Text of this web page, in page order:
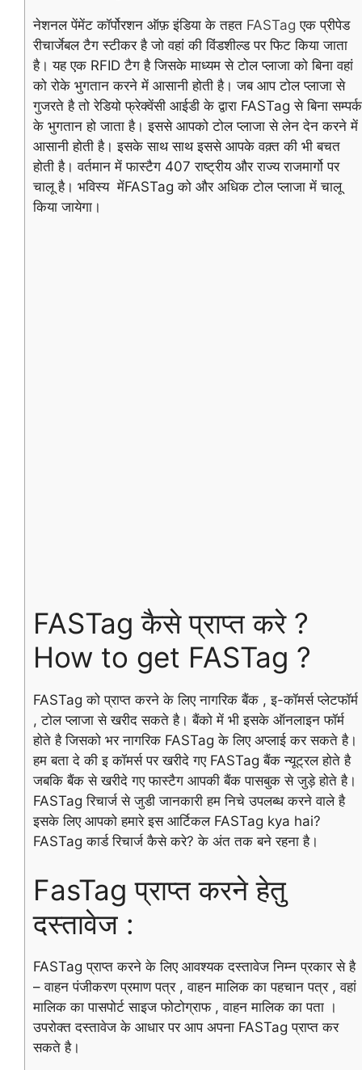
नेशनल पेंमेंट कॉर्पोरशन ऑफ़ इंडिया के तहत FASTag एक प्रीपेड
रीचार्जेबल टैग स्टीकर है जो वहां की विंडशील्ड पर फिट किया जाता
है। यह एक RFID टैग है जिसके माध्यम से टोल प्लाजा को बिना वहां
को रोके भुगतान करने में आसानी होती है। जब आप टोल प्लाजा से
गुजरते है तो रेडियो फ्रेक्वेंसी आईडी के द्वारा FASTag से बिना सम्पर्क
के भुगतान हो जाता है। इससे आपको टोल प्लाजा से लेन देन करने में
आसानी होती है। इसके साथ साथ इससे आपके वक़्त की भी बचत
होती है। वर्तमान में फास्टैग 407 राष्ट्रीय और राज्य राजमार्गो पर
चालू है। भविस्य मेंFASTag को और अधिक टोल प्लाजा में चालू
किया जायेगा।
FASTag कैसे प्राप्त करे ?
How to get FASTag ?
FASTag को प्राप्त करने के लिए नागरिक बैंक ,इ-कॉमर्स प्लेटफॉर्म
, टोल प्लाजा से खरीद सकते है। बैंको में भी इसके ऑनलाइन फॉर्म
होते है जिसको भर नागरिक FASTag के लिए अप्लाई कर सकते है।
हम बता दे की इ कॉमर्स पर खरीदे गए FASTag बैंक न्यूट्रल होते है
जबकि बैंक से खरीदे गए फास्टैग आपकी बैंक पासबुक से जुड़े होते है।
FASTag रिचार्ज से जुडी जानकारी हम निचे उपलब्ध करने वाले है
इसके लिए आपको हमारे इस आर्टिकल FASTag kya hai?
FASTag कार्ड रिचार्ज कैसे करे? के अंत तक बने रहना है।
FasTag प्राप्त करने हेतु
दस्तावेज :
FASTag प्राप्त करने के लिए आवश्यक दस्तावेज निम्न प्रकार से है
– वाहन पंजीकरण प्रमाण पत्र , वाहन मालिक का पहचान पत्र , वहां
मालिक का पासपोर्ट साइज फोटोग्राफ , वाहन मालिक का पता ।
उपरोक्त दस्तावेज के आधार पर आप अपना FASTag प्राप्त कर
सकते है।